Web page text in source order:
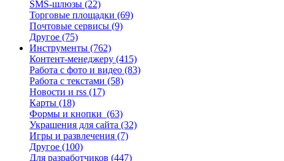
SMS-шлюзы (22)
Торговые площадки (69)
Почтовые сервисы (9)
Другое (75)
Инструменты (762)
Контент-менеджеру (415)
Работа с фото и видео (83)
Работа с текстами (58)
Новости и rss (17)
Карты (18)
Формы и кнопки (63)
Украшения для сайта (32)
Игры и развлечения (7)
Другое (100)
Для разработчиков (447)